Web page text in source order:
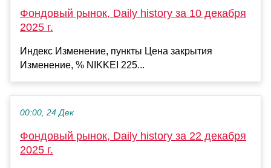
Фондовый рынок, Daily history за 10 декабря
2025 г.
Индекс Изменение, пункты Цена закрытия
Изменение, % NIKKEI 225...
00:00, 24 Дек
Фондовый рынок, Daily history за 22 декабря
2025 г.